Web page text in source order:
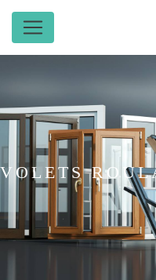
Panneau de gestion des
VOLETS